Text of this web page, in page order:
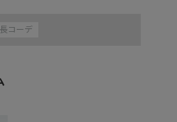
コーデ